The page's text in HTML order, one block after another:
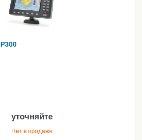
уточняйте
Нет в продаже